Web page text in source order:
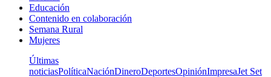
Educación
Contenido en colaboración
Semana Rural
Mujeres
Últimas
noticiasPolíticaNaciónDineroDeportesOpiniónImpresaJet Set